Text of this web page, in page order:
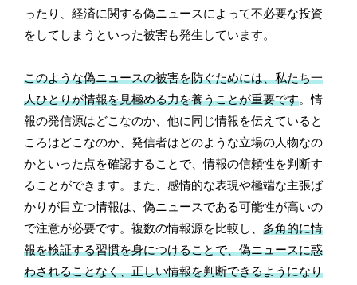
ったり、経済に関する偽ニュースによって不必要な投資
をしてしまうといった被害も発生しています。
このような偽ニュースの被害を防ぐためには、私たち一
人ひとりが情報を見極める力を養うことが重要です。情
報の発信源はどこなのか、他に同じ情報を伝えていると
ころはどこなのか、発信者はどのような立場の人物なの
かといった点を確認することで、情報の信頼性を判断す
ることができます。また、感情的な表現や極端な主張ば
かりが目立つ情報は、偽ニュースである可能性が高いの
で注意が必要です。複数の情報源を比較し、多角的に情
報を検証する習慣を身につけることで、偽ニュースに惑
わされることなく、正しい情報を判断できるようになり